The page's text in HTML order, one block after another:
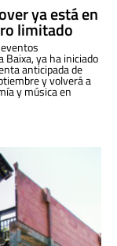
ya está en
limitado
ya ha iniciado
anticipada de
y volverá a
y música en